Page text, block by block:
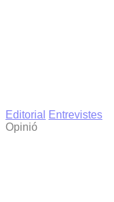
Editorial
Entrevistes
Opinió